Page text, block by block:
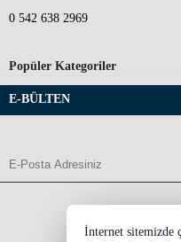
0 542 638 2969
Popüler Kategoriler
E-BÜLTEN
İnternet sitemizde